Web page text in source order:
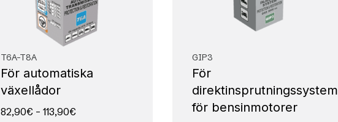
T6A-T8A
För automatiska
växellådor
82,90€ – 113,90€
GIP3
För
direktinsprutningssystem
för bensinmotorer